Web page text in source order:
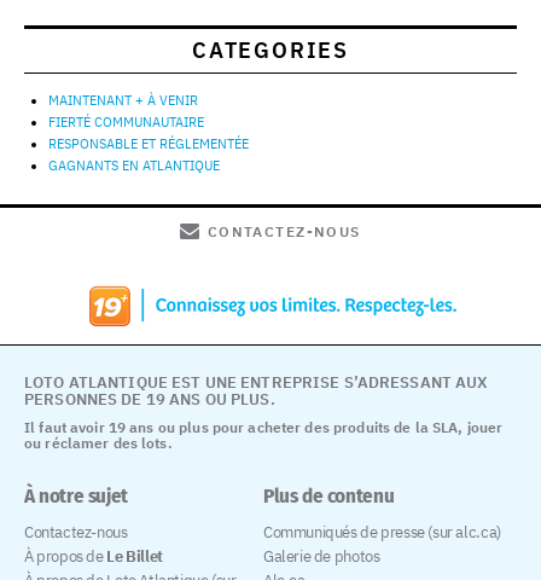
CATEGORIES
MAINTENANT + À VENIR
FIERTÉ COMMUNAUTAIRE
RESPONSABLE ET RÉGLEMENTÉE
GAGNANTS EN ATLANTIQUE
CONTACTEZ-NOUS
Il faut avoir 19 ans ou plus pour acheter des produits de la SLA, jouer
ou réclamer des lots.
LOTO ATLANTIQUE EST UNE ENTREPRISE S’ADRESSANT AUX
PERSONNES DE 19 ANS OU PLUS.
À notre sujet
Contactez-nous
À propos deLe Billet
Plus de contenu
Communiqués de presse (sur alc.ca)
Galerie de photos